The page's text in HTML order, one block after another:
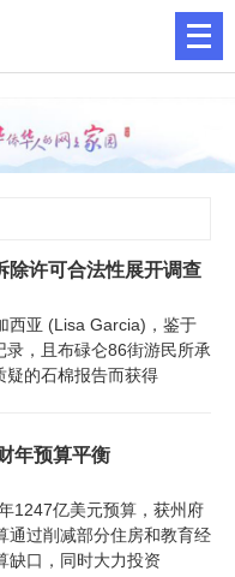
除许可合法性展开调查
西亚 (Lisa Garcia)，鉴于
，且布碌仑86街游民所承
疑的石棉报告而获得
年预算平衡
1247亿美元预算，获州府
通过削减部分住房和教育经
缺口，同时大力投资